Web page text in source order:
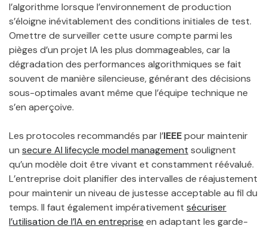
l’algorithme lorsque l’environnement de production
s’éloigne inévitablement des conditions initiales de test.
Omettre de surveiller cette usure compte parmi les
pièges d’un projet IA les plus dommageables, car la
dégradation des performances algorithmiques se fait
souvent de manière silencieuse, générant des décisions
sous-optimales avant même que l’équipe technique ne
s’en aperçoive.
Les protocoles recommandés par l’IEEEpour maintenir
un secure AI lifecycle model management soulignent
qu’un modèle doit être vivant et constamment réévalué.
L’entreprise doit planifier des intervalles de réajustement
pour maintenir un niveau de justesse acceptable au fil du
temps. Il faut également impérativement sécuriser
l’utilisation de l’IA en entreprise en adaptant les garde-